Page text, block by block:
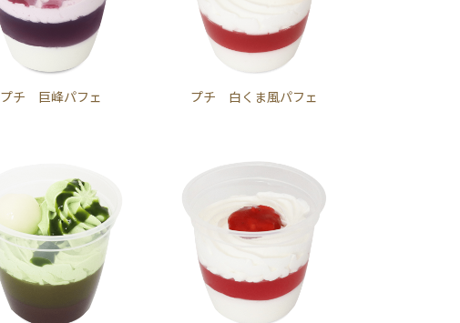
プチ 巨峰パフェ プチ 白くま風パフェ